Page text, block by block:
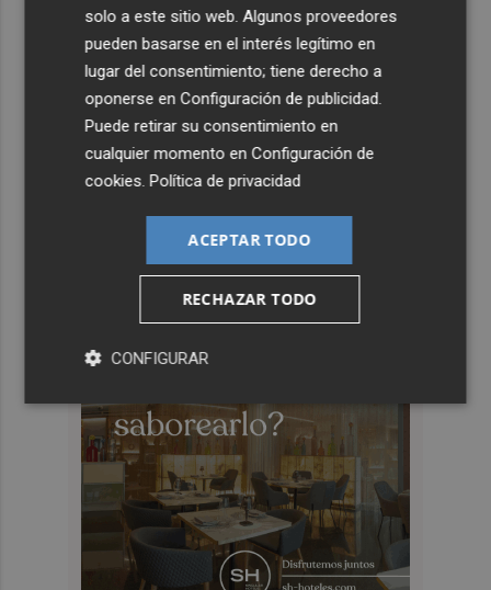
solo a este sitio web. Algunos proveedores
pueden basarse en el interés legítimo en
lugar del consentimiento; tiene derecho a
oponerse enConfiguración de publicidad.
Puede retirar su consentimiento en
cualquier momento enConfiguración de
cookies.Política de privacidad
ACEPTAR TODO
RECHAZAR TODO
CONFIGURAR